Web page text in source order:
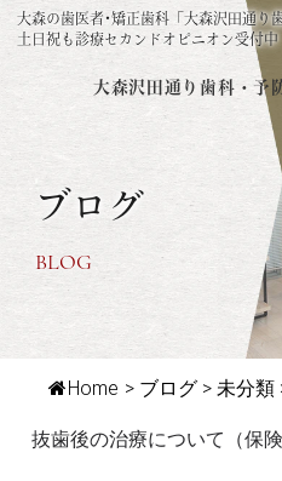
大森の歯医者･矯正歯科「大森沢田通り
土日祝も診療セカンドオピニオン受付中
大森沢田通り歯科・予
ブログ
BLOG
Home > ブログ > 未分類
抜歯後の治療について（保険